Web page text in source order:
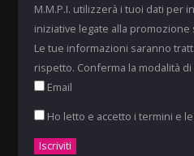
M.M.P.I. utilizzerà i tuoi dati per
iniziative legate alla
Le tue informazioni saranno
rispetto. Conferma la modalità
Email
Ho letto e accetto i termini e